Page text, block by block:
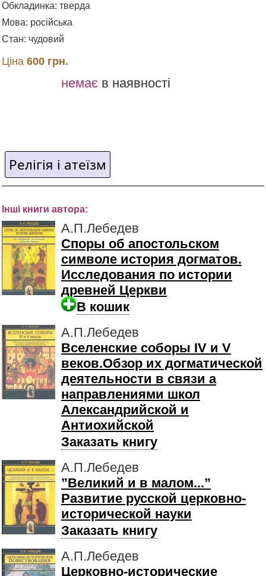
Обкладинка: тверда
Мова: російська
Стан: чудовий
Ціна 600 грн.
немає в наявності
Релігія і атеїзм
Інші книги автора:
А.П.Лебедев
Споры об апостольском
символе история догматов.
Исследования по истории
древней Церкви
В кошик
А.П.Лебедев
Вселенские соборы IV и V
веков.Обзор их догматической
деятельности в связи а
направлениями школ
Александрийской и
Антиохийской
Заказать книгу
А.П.Лебедев
”Великий и в малом...”
Развитие русской церковно-
исторической науки
Заказать книгу
А.П.Лебедев
Церковно-исторические